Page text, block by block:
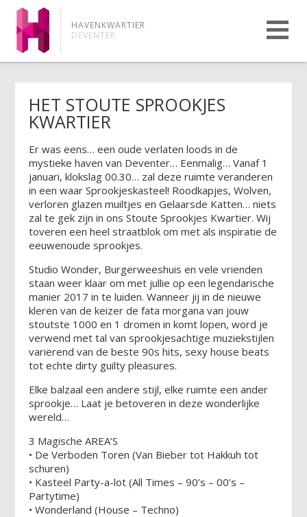
HAVENKWARTIER
DEVENTER
HET STOUTE SPROOKJES
KWARTIER
Er was eens… een oude verlaten loods in de
mystieke haven van Deventer… Eenmalig… Vanaf 1
januari, klokslag 00.30… zal deze ruimte veranderen
in een waar Sprookjeskasteel! Roodkapjes, Wolven,
verloren glazen muiltjes en Gelaarsde Katten… niets
zal te gek zijn in ons Stoute Sprookjes Kwartier. Wij
toveren een heel straatblok om met als inspiratie de
eeuwenoude sprookjes.
Studio Wonder, Burgerweeshuis en vele vrienden
staan weer klaar om met jullie op een legendarische
manier 2017 in te luiden. Wanneer jij in de nieuwe
kleren van de keizer de fata morgana van jouw
stoutste 1000 en 1 dromen in komt lopen, word je
verwend met tal van sprookjesachtige muziekstijlen
variërend van de beste 90s hits, sexy house beats
tot echte dirty guilty pleasures.
Elke balzaal een andere stijl, elke ruimte een ander
sprookje… Laat je betoveren in deze wonderlijke
wereld…
3 Magische AREA’S
• De Verboden Toren (Van Bieber tot Hakkuh tot
schuren)
• Kasteel Party-a-lot (All Times – 90’s – 00’s –
Partytime)
• Wonderland (House – Techno)